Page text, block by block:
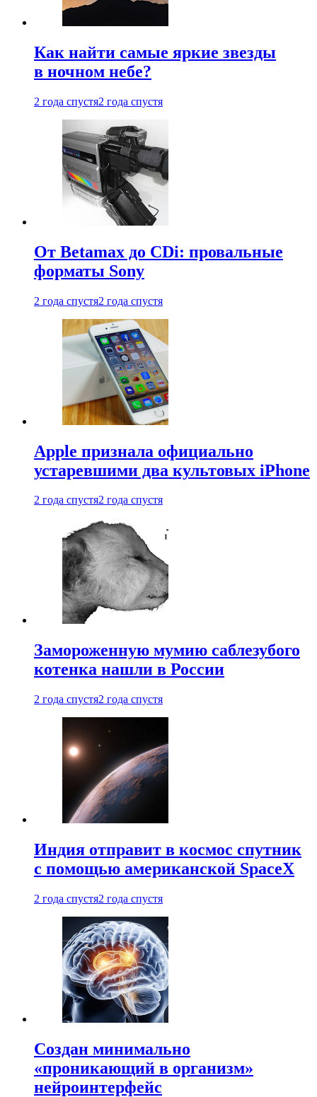
Как найти самые яркие звезды
в ночном небе?
2 года спустя2 года спустя
От Betamax до CDi: провальные
форматы Sony
2 года спустя2 года спустя
Apple признала официально
устаревшими два культовых iPhone
2 года спустя2 года спустя
Замороженную мумию саблезубого
котенка нашли в России
2 года спустя2 года спустя
Индия отправит в космос спутник
с помощью американской SpaceX
2 года спустя2 года спустя
Создан минимально
«проникающий в организм»
нейроинтерфейс